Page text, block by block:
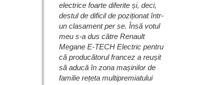
electrice foarte diferite și, deci,
destul de dificil de poziționat într-
un clasament per se. Însă votul
meu s-a dus către Renault
Megane E-TECH Electric pentru
că producătorul francez a reușit
să aducă în zona mașinilor de
familie rețeta multipremiatului